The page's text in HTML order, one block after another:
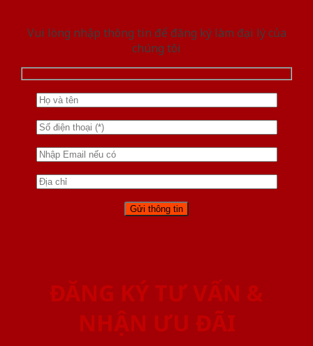
Vui lòng nhập thông tin để đăng ký làm đại lý của
chúng tôi
ĐĂNG KÝ TƯ VẤN &
NHẬN ƯU ĐÃI